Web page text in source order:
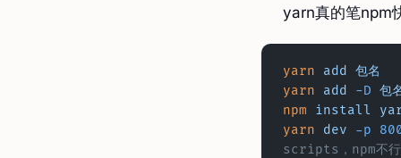
yarn真的笔npm
yarn add
包名
yarn add -D 包
npm install
yarn dev -p
scripts，npm不行